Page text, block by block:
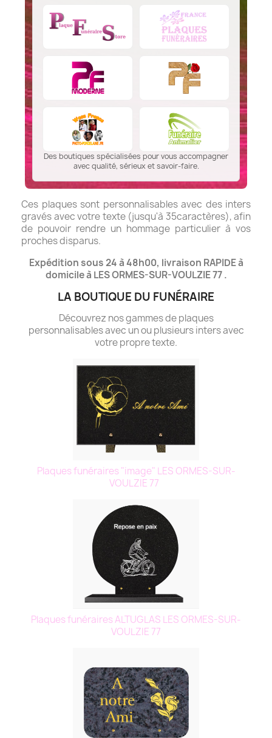
Des boutiques spécialisées pour vous accompagner
avec qualité, sérieux et savoir-faire.
Ces plaques sont personnalisables avec des inters
gravés avec votre texte (jusqu'à 35caractères), afin
de pouvoir rendre un hommage particulier à vos
proches disparus.
Expédition sous 24 à 48h00, livraison RAPIDE à
domicile à LES ORMES-SUR-VOULZIE 77 .
LA BOUTIQUE DU FUNÉRAIRE
Découvrez nos gammes de plaques
personnalisables avec un ou plusieurs inters avec
votre propre texte.
Plaques funéraires "image" LES ORMES-SUR-
VOULZIE 77
Plaques funéraires ALTUGLAS LES ORMES-SUR-
VOULZIE 77